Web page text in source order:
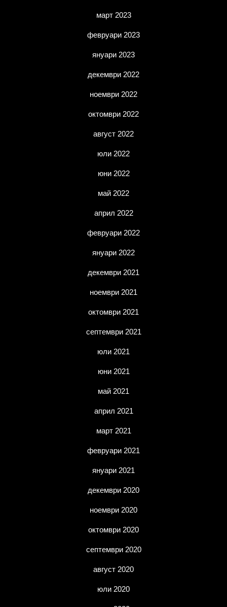
март 2023
февруари 2023
януари 2023
декември 2022
ноември 2022
октомври 2022
август 2022
юли 2022
юни 2022
май 2022
април 2022
февруари 2022
януари 2022
декември 2021
ноември 2021
октомври 2021
септември 2021
юли 2021
юни 2021
май 2021
април 2021
март 2021
февруари 2021
януари 2021
декември 2020
ноември 2020
октомври 2020
септември 2020
август 2020
юли 2020